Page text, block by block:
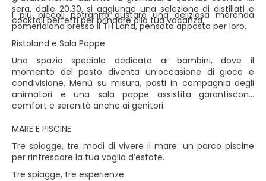
sera, dalle 20.30, si aggiunge una selezione di distillati e
cocktail perfetti per brindare alla tua vacanza.
I più piccoli potranno gustare una deliziosa merenda
pomeridiana presso il TH Land, pensata apposta per loro.
Ristoland e Sala Pappe
Uno spazio speciale dedicato ai bambini, dove il
momento del pasto diventa un’occasione di gioco e
condivisione. Menù su misura, pasti in compagnia degli
animatori e una sala pappe assistita garantiscono
comfort e serenità anche ai genitori.
MARE E PISCINE
Tre spiagge, tre modi di vivere il mare: un parco piscine
per rinfrescare la tua voglia d’estate.
Tre spiagge, tre esperienze